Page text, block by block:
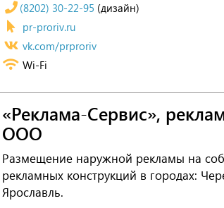
(8202) 30-22-95 (дизайн)
pr-proriv.ru
vk.com/prproriv
Wi-Fi
«Реклама-Сервис»,
ООО
Размещение наружной рекламы на
рекламных конструкций в городах:
Ярославль.